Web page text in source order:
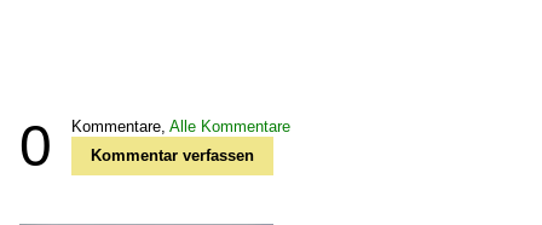
0 Kommentare, Alle Kommentare
Kommentar verfassen